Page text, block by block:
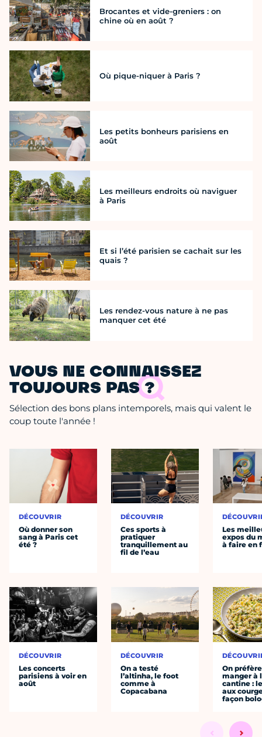
Brocantes et vide-greniers : on
chine où en août ?
Où pique-niquer à Paris ?
Les petits bonheurs parisiens en
août
Les meilleurs endroits où naviguer
à Paris
Et si l’été parisien se cachait sur les
quais ?
Les rendez-vous nature à ne pas
manquer cet été
VOUS NE CONNAISSEZ
TOUJOURS PAS ?
Sélection des bons plans intemporels, mais qui valent le
coup toute l'année !
DÉCOUVRIR
Où donner son
sang à Paris cet
été ?
DÉCOUVRIR
Les concerts
parisiens à voir en
août
DÉCOUVRIR
Ces sports à
pratiquer
tranquillement au
fil de l’eau
DÉCOUVRIR
On a testé
l’altinha, le foot
comme à
Copacabana
Les
expos du
à faire en
On préfère
manger à
cantine :
aux
façon